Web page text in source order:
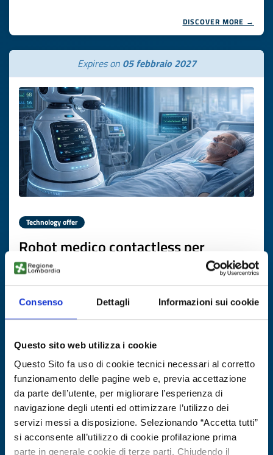
Consenso Dettagli Informazioni sui cookie
Questo sito web utilizza i cookie
Questo Sito fa uso di cookie tecnici necessari al corretto
funzionamento delle pagine web e, previa accettazione
da parte dell’utente, per migliorare l’esperienza di
navigazione degli utenti ed ottimizzare l’utilizzo dei
servizi messi a disposizione. Selezionando “Accetta tutti”
si acconsente all’utilizzo di cookie profilazione prima
parte in generale cookie di terze parti. Chiudendo il
DISCOVER MORE →
Expires on 05 febbraio 2027
Technology offer
Robot medico contactless per
monitoraggio parametri vitali
ID: TOBG20260123005
DISCOVER MORE →
Expires on20 febbraio 2027